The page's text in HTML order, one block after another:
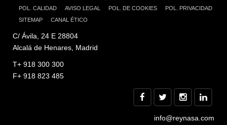
POL. CALIDAD AVISO LEGAL POL. DE COOKIES
POL. PRIVACIDAD
SITEMAP
CANAL ÉTICO
C/ Ávila, 24 E 28804
Alcalá de Henares, Madrid
T+ 918 300 300
F+ 918 823 485
info@reynasa.com